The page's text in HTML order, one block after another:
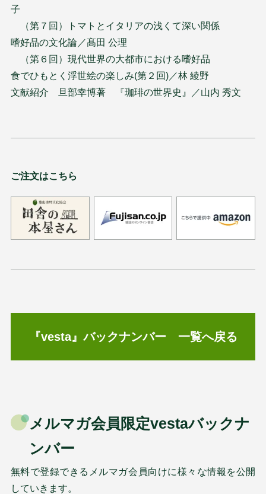
子
（第７回）トマトとイタリアの浅くて深い関係
嗜好品の文化論／髙田 公理
（第６回）現代世界の大都市における嗜好品
食でひもとく浮世絵の楽しみ(第２回)／林 綾野
文献紹介 旦部幸博著 『珈琲の世界史』／山内 秀文
ご注文はこちら
『vesta』バックナンバー 一覧へ戻る
メルマガ会員限定vestaバックナ
ンバー
無料で登録できるメルマガ会員向けに様々な情報を公開
していきます。